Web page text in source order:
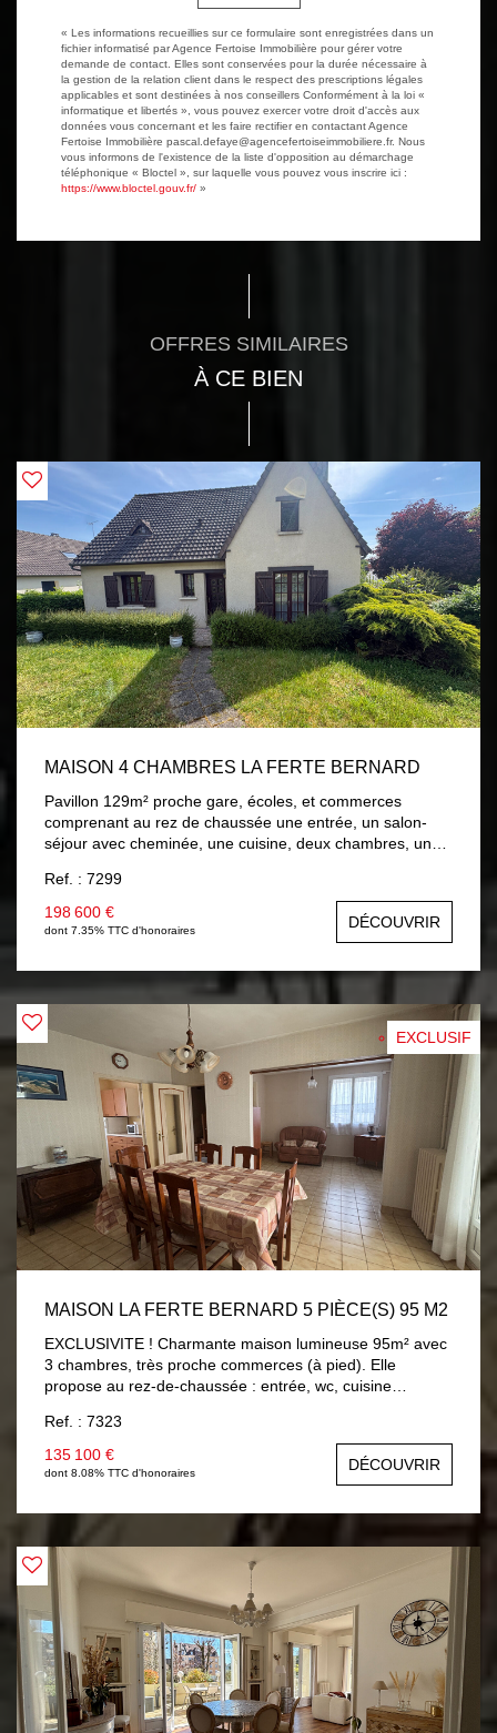
« Les informations recueillies sur ce formulaire sont enregistrées dans un
fichier informatisé par Agence Fertoise Immobilière pour gérer votre
demande de contact. Elles sont conservées pour la durée nécessaire à
la gestion de la relation client dans le respect des prescriptions légales
applicables et sont destinées à nos conseillers Conformément à la loi «
informatique et libertés », vous pouvez exercer votre droit d'accès aux
données vous concernant et les faire rectifier en contactant Agence
Fertoise Immobilière pascal.defaye@agencefertoiseimmobiliere.fr. Nous
vous informons de l'existence de la liste d'opposition au démarchage
téléphonique « Bloctel », sur laquelle vous pouvez vous inscrire ici :
https://www.bloctel.gouv.fr/ »
OFFRES SIMILAIRES
À CE BIEN
MAISON 4 CHAMBRES LA FERTE BERNARD
Pavillon 129m² proche gare, écoles, et commerces
comprenant au rez de chaussée une entrée, un salon-
séjour avec cheminée, une cuisine, deux chambres, une
d'eau avec wc, une salle de jeux. Sous-sol total. Terrain
de 768m² avec terrasse . Chauffage gaz de ville,
menuiseries bois double vitrage, assainissement collectif.
Ref. : 7299
198 600 €
dont 7.35% TTC d'honoraires DÉCOUVRIR
EXCLUSIF
MAISON LA FERTE BERNARD 5 PIÈCE(S) 95 M2
EXCLUSIVITE ! Charmante maison lumineuse 95m² avec
3 chambres, très proche commerces (à pied). Elle
propose au rez-de-chaussée : entrée, wc, cuisine
ouvrant sur véranda chauffée 8.30m² avec vue et accès
sur jardin, salle d'eau 5.60m². A l'étage : trois chambres
av/parquet (9m² à 13.60m²), salle de bains 3.40m² av/wc.
Sous-sol total (garage 23m²). Beau jardin 560m² avec
dépendances et accès véhicules sur terrain. Chauffage
électrique par chaudière, menuiseries PVC double vitrage
Ref. : 7323
135 100 €
dont 8.08% TTC d'honoraires DÉCOUVRIR